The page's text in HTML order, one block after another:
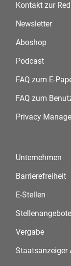
Kontakt zur
Newsletter
Aboshop
Podcast
FAQ zum E-
FAQ zum
Privacy
Unternehmen
Barrierefreiheit
E-Stellen
Stellenangebote
Vergabe
Staatsanzeiger